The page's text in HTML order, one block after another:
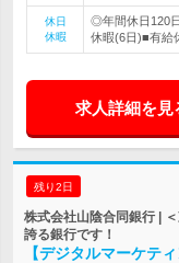
休日
休暇
◎年間休日120
休暇(6日)■有給
求人詳細を見
残り2日
株式会社山陰合同銀行 |
誇る銀行です！
【デジタルマーケテ